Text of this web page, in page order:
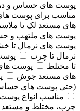
پوست های حساس و
مناسب برای پوست
های مستعد لک یا
پوست های ملتهب و
پوست های نرمال تا
نرمال تا چرب
تا مختلط
پوست
های مستعد جوش
(حتی پوست های
مناسب انواع
چرب، مختلط و